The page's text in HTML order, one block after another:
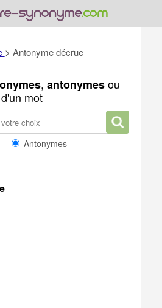
> Antonyme décrue
, antonymesou
d'un mot
Antonymes